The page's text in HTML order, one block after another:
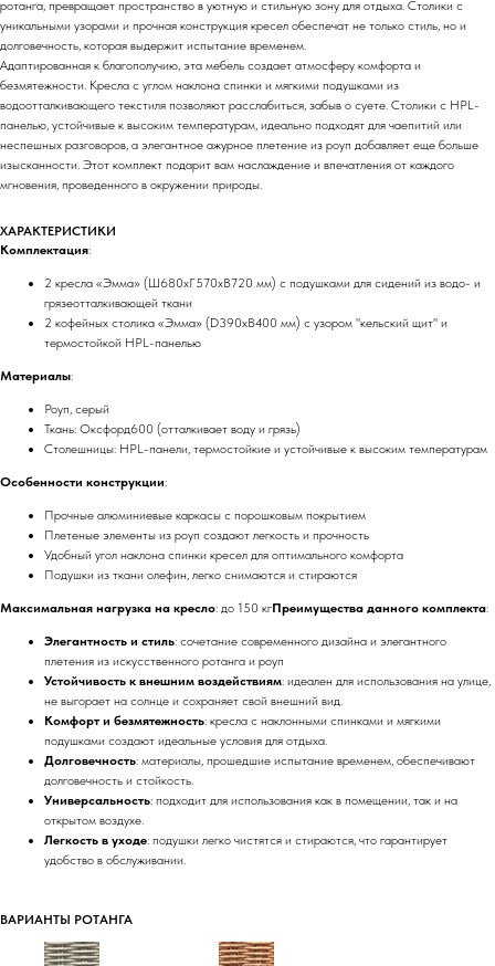
ротанга, превращает пространство в уютную и стильную зону для отдыха. Столики с
уникальными узорами и прочная конструкция кресел обеспечат не только стиль, но и
долговечность, которая выдержит испытание временем.
Адаптированная к благополучию, эта мебель создает атмосферу комфорта и
безмятежности. Кресла с углом наклона спинки и мягкими подушками из
водоотталкивающего текстиля позволяют расслабиться, забыв о суете. Столики с HPL-
панелью, устойчивые к высоким температурам, идеально подходят для чаепитий или
неспешных разговоров, а элегантное ажурное плетение из роуп добавляет еще больше
изысканности. Этот комплект подарит вам наслаждение и впечатления от каждого
мгновения, проведенного в окружении природы.
ХАРАКТЕРИСТИКИ
Комплектация:
2 кресла «Эмма» (Ш680хГ570хВ720 мм) с подушками для сидений из водо- и
грязеотталкивающей ткани
2 кофейных столика «Эмма» (D390хВ400 мм) с узором "кельский щит" и
термостойкой HPL-панелью
Материалы:
Роуп, серый
Ткань: Оксфорд600 (отталкивает воду и грязь)
Столешницы: HPL-панели, термостойкие и устойчивые к высоким температурам
Особенности конструкции:
Прочные алюминиевые каркасы с порошковым покрытием
Плетеные элементы из роуп создают легкость и прочность
Удобный угол наклона спинки кресел для оптимального комфорта
Подушки из ткани олефин, легко снимаются и стираются
Максимальная нагрузка на кресло: до 150 кгПреимущества данного комплекта:
Элегантность и стиль: сочетание современного дизайна и элегантного
плетения из искусственного ротанга и роуп
Устойчивость к внешним воздействиям: идеален для использования на улице,
не выгорает на солнце и сохраняет свой внешний вид.
Комфорт и безмятежность: кресла с наклонными спинками и мягкими
подушками создают идеальные условия для отдыха.
Долговечность: материалы, прошедшие испытание временем, обеспечивают
долговечность и стойкость.
Универсальность: подходит для использования как в помещении, так и на
открытом воздухе.
Легкость в уходе: подушки легко чистятся и стираются, что гарантирует
удобство в обслуживании.
ВАРИАНТЫ РОТАНГА